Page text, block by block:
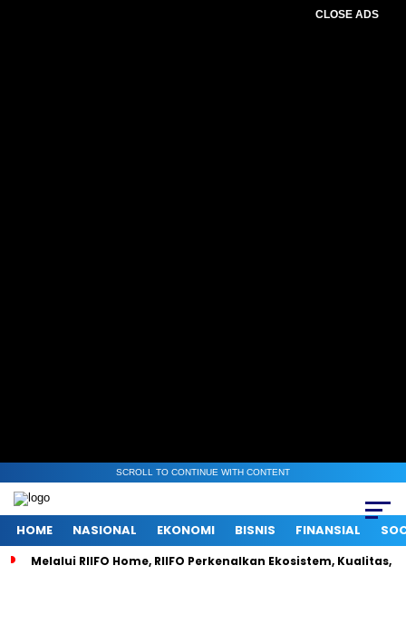
CLOSE ADS
SCROLL TO CONTINUE WITH CONTENT
HOME NASIONAL EKONOMI BISNIS FINANSIAL
Melalui RIIFO Home, RIIFO Perkenalkan Ekosistem, Kualitas,